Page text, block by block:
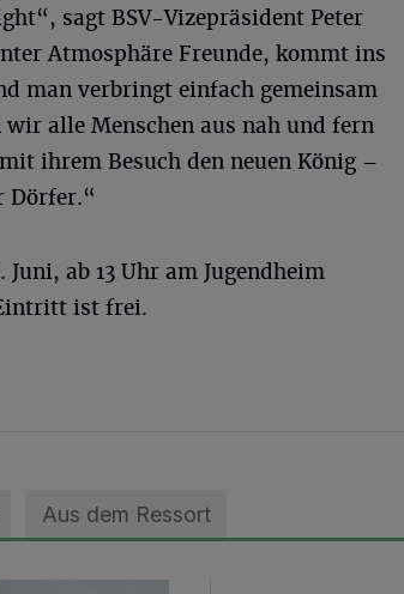
sagt BSV-Vizepräsident Peter
Atmosphäre Freunde, kommt ins
man verbringt einfach gemeinsam
alle Menschen aus nah und fern
ihrem Besuch den neuen König –
Dörfer.“
ab 13 Uhr am Jugendheim
ist frei.
Aus dem Ressort